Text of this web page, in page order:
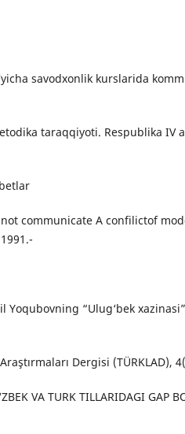
savodxonlik kurslarida
taraqqiyoti. Respublika IV
communicate A confilictof
Yoqubovning “Ulug‘bek
Dergisi (TÜRKLAD),
VA TURK TILLARIDAGI GAP